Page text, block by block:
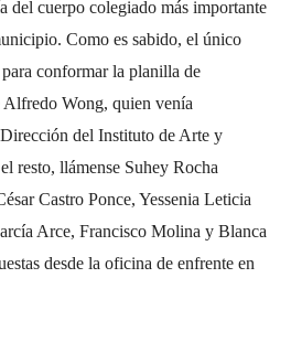
del cuerpo colegiado más importante
Como es sabido, el único
conformar la planilla de
Wong, quien venía
del Instituto de Arte y
resto, llámense Suhey Rocha
Castro Ponce, Yessenia Leticia
Arce, Francisco Molina y Blanca
desde la oficina de enfrente en